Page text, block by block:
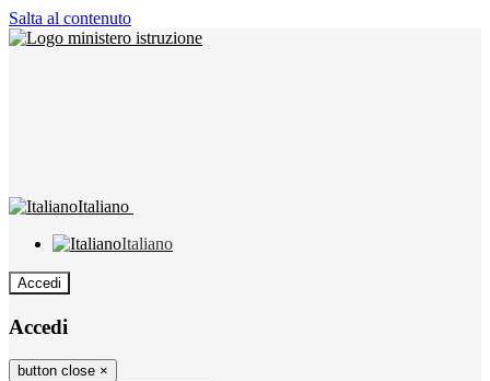
Salta al contenuto
Italiano
Italiano
Accedi
Accedi
button close ×